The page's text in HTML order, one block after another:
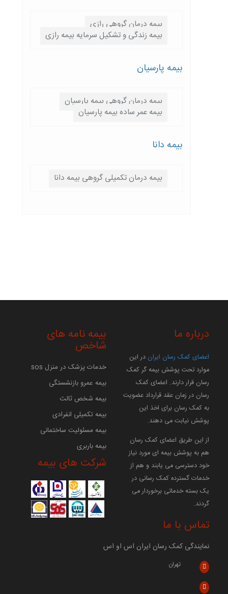
بیمه درمان گروهی رازی
بیمه زندگی و تشکیل سرمایه بیمه رازی
بیمه پارسيان
بیمه درمان گروهی بیمه پارسیان
بیمه عمر ساده بیمه پارسیان
بیمه دانا
بیمه درمان تکمیلی گروهی بیمه دانا
درباره ما
اعضای کمک رسان ایران در این
موارد تحت پوشش بیمه گر کمک
رسان قرار دارند. اعضای کمک
رسان در زمان عقد قرارداد عضویت
به کمک رسان برای اخذ این
پوشش نیابت می دهند.
از این طریق اعضای کمک رسان
هم به پوشش بیمه ای مورد نیاز
خود دسترسی می یابند و هم از
خدمات گسترده کمک رسانی در
یک بسته خدماتی برخوردار می
گردند.
بیمه نامه های
شاخص
خدمات پزشک در منزل sos
بیمه عمرو بازنشستگی
بیمه شخص ثالث
بیمه تکمیلی انفرادی
بیمه مسئولیت ساختمانی
بیمه باربری
شرکت های بیمه
تماس با ما
نمایندگی کمک رسان ایران اس او اس
تهران